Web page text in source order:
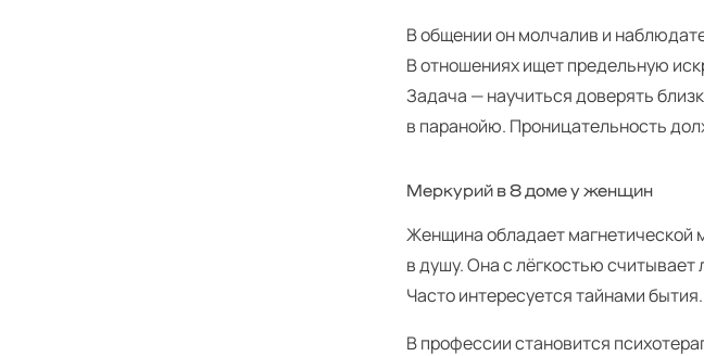
В общении он молчалив и
В отношениях ищет предельную
Задача — научиться доверять
в паранойю. Проницательность
Меркурий в 8 доме у женщин
Женщина обладает магнетической
в душу. Она с лёгкостью
Часто интересуется тайнами
В профессии становится